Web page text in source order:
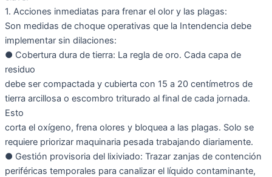
1. Acciones inmediatas para frenar el olor y las plagas:
Son medidas de choque operativas que la Intendencia debe
implementar sin dilaciones:
● Cobertura dura de tierra: La regla de oro. Cada capa de
residuo
debe ser compactada y cubierta con 15 a 20 centímetros de
tierra arcillosa o escombro triturado al final de cada jornada.
Esto
corta el oxígeno, frena olores y bloquea a las plagas. Solo se
requiere priorizar maquinaria pesada trabajando diariamente.
● Gestión provisoria del lixiviado: Trazar zanjas de contención
periféricas temporales para canalizar el líquido contaminante,